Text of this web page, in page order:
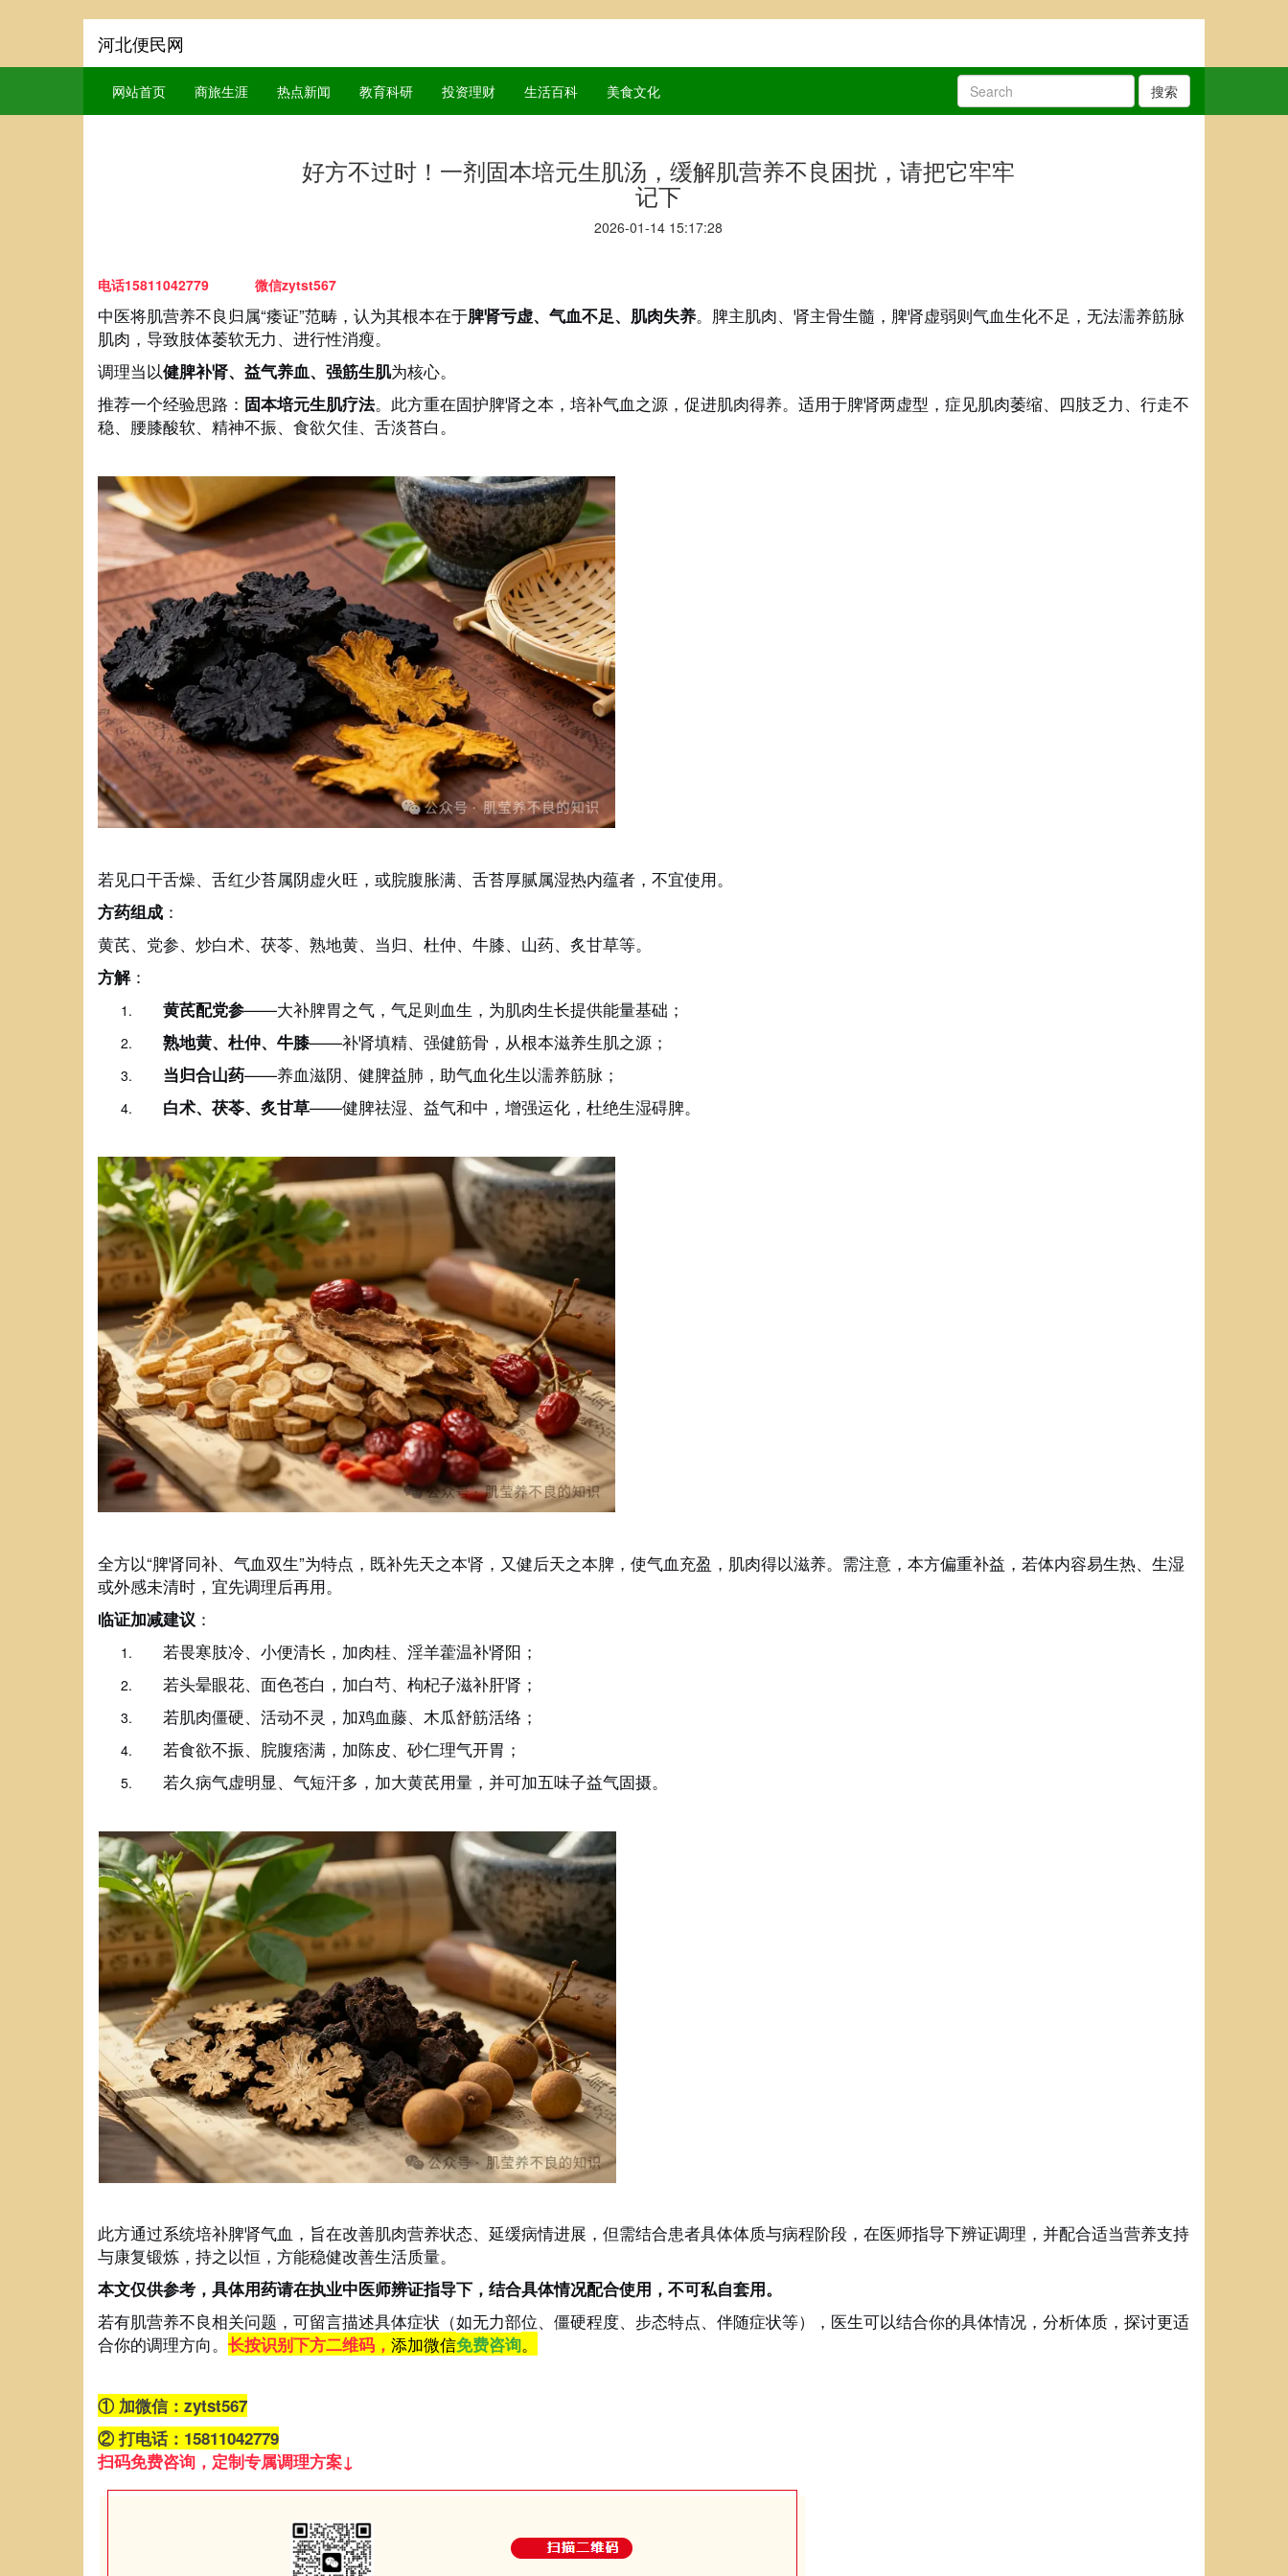
河北便民网
网站首页 商旅生涯 热点新闻 教育科研 投资理财 生活百科 美食文化 搜索
好方不过时！一剂固本培元生肌汤，缓解肌营养不良困扰，请把它牢牢
记下
2026-01-14 15:17:28
电话15811042779 微信zytst567
中医将肌营养不良归属“痿证”范畴，认为其根本在于脾肾亏虚、气血不足、肌肉失养。脾主肌肉、肾主骨生髓，脾肾虚弱则气血生化不足，无法濡养筋脉
肌肉，导致肢体萎软无力、进行性消瘦。
调理当以健脾补肾、益气养血、强筋生肌为核心。
推荐一个经验思路： 固本培元生肌疗法。此方重在固护脾肾之本，培补气血之源，促进肌肉得养。适用于脾肾两虚型，症见肌肉萎缩、四肢乏力、行走不
稳、腰膝酸软、精神不振、食欲欠佳、舌淡苔白。
若见口干舌燥、舌红少苔属阴虚火旺，或脘腹胀满、舌苔厚腻属湿热内蕴者，不宜使用。
方药组成 ：
黄芪、党参、炒白术、茯苓、熟地黄、当归、杜仲、牛膝、山药、炙甘草等。
方解：
黄芪配党参——大补脾胃之气，气足则血生，为肌肉生长提供能量基础；
熟地黄、杜仲、牛膝——补肾填精、强健筋骨，从根本滋养生肌之源；
当归合山药——养血滋阴、健脾益肺，助气血化生以濡养筋脉；
白术、茯苓、炙甘草——健脾祛湿、益气和中，增强运化，杜绝生湿碍脾。
全方以“脾肾同补、气血双生”为特点，既补先天之本肾，又健后天之本脾，使气血充盈，肌肉得以滋养。需注意，本方偏重补益，若体内容易生热、生湿
或外感未清时，宜先调理后再用。
临证加减建议 ：
若畏寒肢冷、小便清长，加肉桂、淫羊藿温补肾阳；
若头晕眼花、面色苍白，加白芍、枸杞子滋补肝肾；
若肌肉僵硬、活动不灵，加鸡血藤、木瓜舒筋活络；
若食欲不振、脘腹痞满，加陈皮、砂仁理气开胃；
若久病气虚明显、气短汗多，加大黄芪用量，并可加五味子益气固摄。
此方通过系统培补脾肾气血，旨在改善肌肉营养状态、延缓病情进展，但需结合患者具体体质与病程阶段，在医师指导下辨证调理，并配合适当营养支持
与康复锻炼，持之以恒，方能稳健改善生活质量。
本文仅供参考，具体用药请在执业中医师辨证指导下，结合具体情况配合使用，不可私自套用。
若有肌营养不良相关问题，可留言描述具体症状（如无力部位、僵硬程度、步态特点、伴随症状等），医生可以结合你的具体情况，分析体质，探讨更适
合你的调理方向。 长按识别下方二维码， 添加微信免费咨询。
① 加微信：zytst567
② 打电话：15811042779
扫码免费咨询，定制专属调理方案↓